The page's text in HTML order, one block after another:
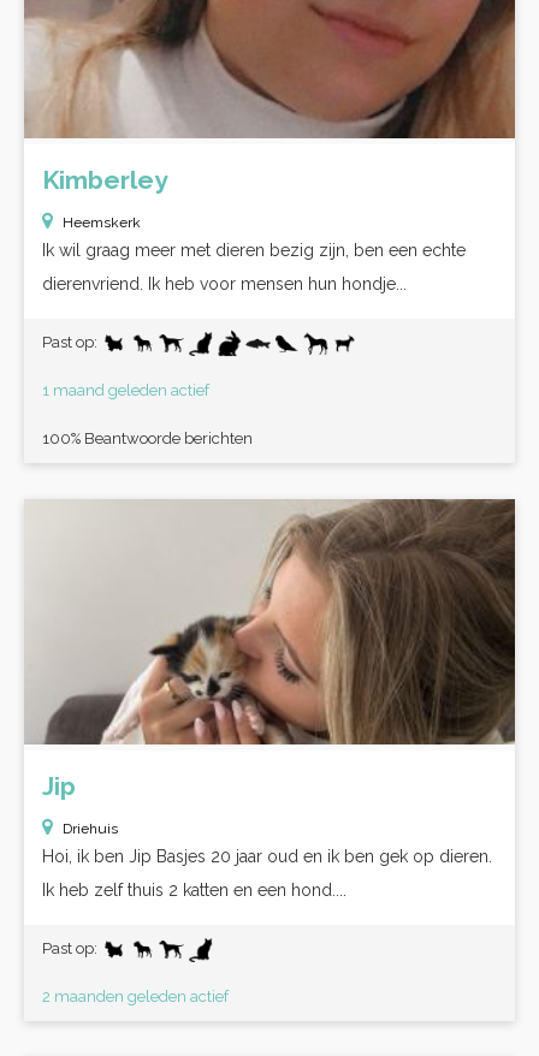
Kimberley
Heemskerk
Ik wil graag meer met dieren bezig zijn, ben een echte
dierenvriend. Ik heb voor mensen hun hondje...
Past op:
1 maand geleden actief
100% Beantwoorde berichten
Jip
Driehuis
Hoi, ik ben Jip Basjes 20 jaar oud en ik ben gek op dieren.
Ik heb zelf thuis 2 katten en een hond....
Past op:
2 maanden geleden actief